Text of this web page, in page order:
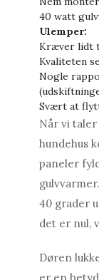
40 watt
Ulemper:
Kræver lidt
Kvaliteten
Nogle
Svært at
Når vi
hundehus
paneler
40 grader
det er nul,
Døren